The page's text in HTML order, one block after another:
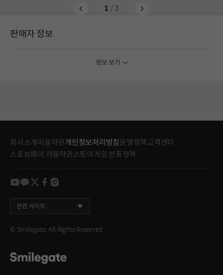
1 / 3
판매자 정보
정보 보기
회사소개 이용약관개인정보처리방침 운영정책고객센터
스토브페이 이용약관스토어게임 반품정책
youtube
kakao
twitter
facebook
instagram
관련 사이트
© Smilegate. All Rights Reserved.